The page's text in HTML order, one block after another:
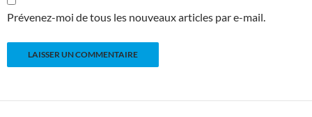
Prévenez-moi de tous les nouveaux articles par e-mail.